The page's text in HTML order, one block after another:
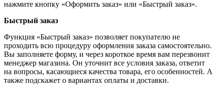
нажмите кнопку «Оформить заказ» или «Быстрый заказ».
Быстрый заказ
Функция «Быстрый заказ» позволяет покупателю не
проходить всю процедуру оформления заказа самостоятельно.
Вы заполняете форму, и через короткое время вам перезвонит
менеджер магазина. Он уточнит все условия заказа, ответит
на вопросы, касающиеся качества товара, его особенностей. А
также подскажет о вариантах оплаты и доставки.